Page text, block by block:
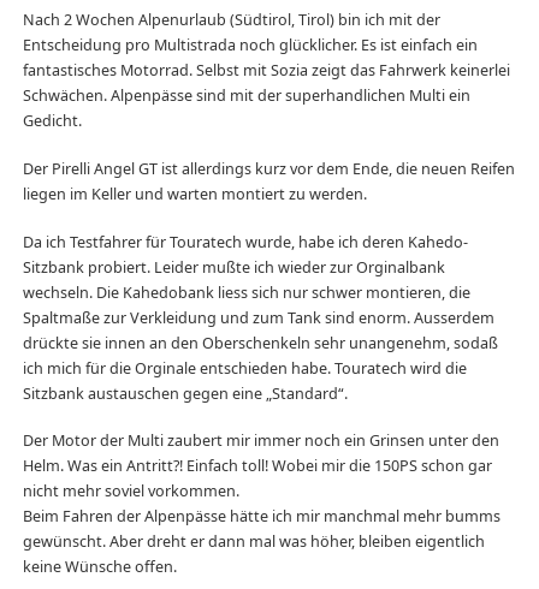
Nach 2 Wochen Alpenurlaub (Südtirol, Tirol) bin ich mit der
Entscheidung pro Multistrada noch glücklicher. Es ist einfach ein
fantastisches Motorrad. Selbst mit Sozia zeigt das Fahrwerk keinerlei
Schwächen. Alpenpässe sind mit der superhandlichen Multi ein
Gedicht.
Der Pirelli Angel GT ist allerdings kurz vor dem Ende, die neuen Reifen
liegen im Keller und warten montiert zu werden.
Da ich Testfahrer für Touratech wurde, habe ich deren Kahedo-
Sitzbank probiert. Leider mußte ich wieder zur Orginalbank
wechseln. Die Kahedobank liess sich nur schwer montieren, die
Spaltmaße zur Verkleidung und zum Tank sind enorm. Ausserdem
drückte sie innen an den Oberschenkeln sehr unangenehm, sodaß
ich mich für die Orginale entschieden habe. Touratech wird die
Sitzbank austauschen gegen eine „Standard“.
Der Motor der Multi zaubert mir immer noch ein Grinsen unter den
Helm. Was ein Antritt?! Einfach toll! Wobei mir die 150PS schon gar
nicht mehr soviel vorkommen.
Beim Fahren der Alpenpässe hätte ich mir manchmal mehr bumms
gewünscht. Aber dreht er dann mal was höher, bleiben eigentlich
keine Wünsche offen.